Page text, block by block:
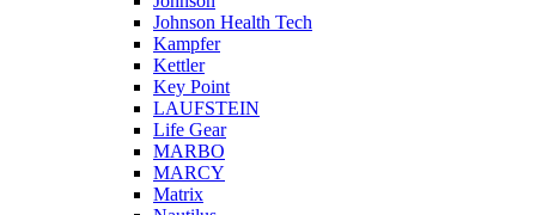
Johnson Health Tech
Kampfer
Kettler
Key Point
LAUFSTEIN
Life Gear
MARBO
MARCY
Matrix